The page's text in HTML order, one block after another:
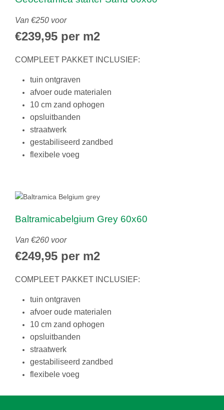
Van €250 voor
€239,95 per m2
COMPLEET PAKKET INCLUSIEF:
tuin ontgraven
afvoer oude materialen
10 cm zand ophogen
opsluitbanden
straatwerk
gestabiliseerd zandbed
flexibele voeg
Baltramicabelgium Grey 60x60
Van €260 voor
€249,95 per m2
COMPLEET PAKKET INCLUSIEF:
tuin ontgraven
afvoer oude materialen
10 cm zand ophogen
opsluitbanden
straatwerk
gestabiliseerd zandbed
flexibele voeg